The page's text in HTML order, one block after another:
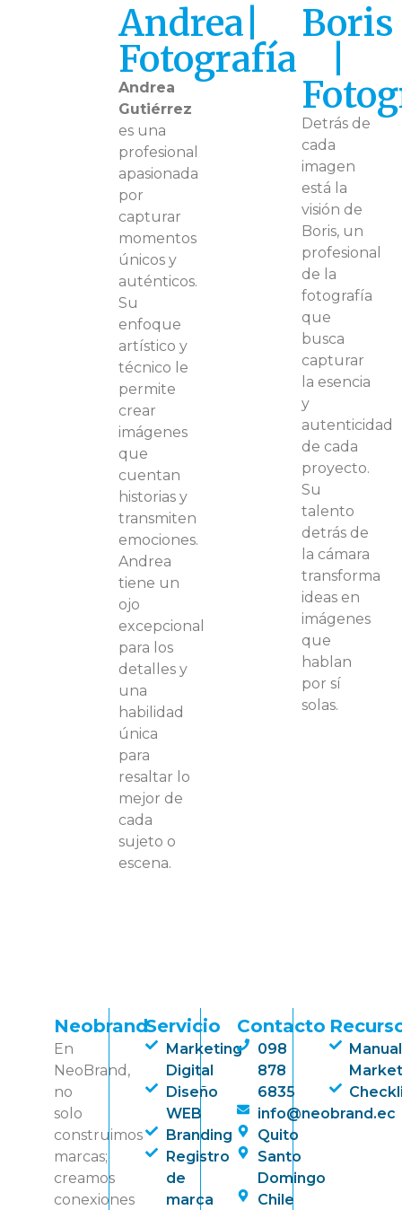
Andrea|
Fotografía
Andrea
Gutiérrez
es una
profesional
apasionada
por
capturar
momentos
únicos y
auténticos.
Su
enfoque
artístico y
técnico le
permite
crear
imágenes
que
cuentan
historias y
transmiten
emociones.
Andrea
tiene un
ojo
excepcional
para los
detalles y
una
habilidad
única
para
resaltar lo
mejor de
cada
sujeto o
escena.
Boris
Detrás de
cada
imagen
está la
visión de
Boris, un
profesional
de la
fotografía
que
busca
capturar
la esencia
y
autenticidad
de cada
proyecto.
Su
talento
detrás de
la cámara
transforma
ideas en
imágenes
que
hablan
por sí
solas.
Neobrand
En
NeoBrand,
no
solo
construimos
marcas;
creamos
conexiones
Servicio
Marketing
Digital
Diseño
WEB
Branding
Registro
de
marca
Contacto
098
878
6835
info@neobrand.ec
Quito
Santo
Domingo
Chile